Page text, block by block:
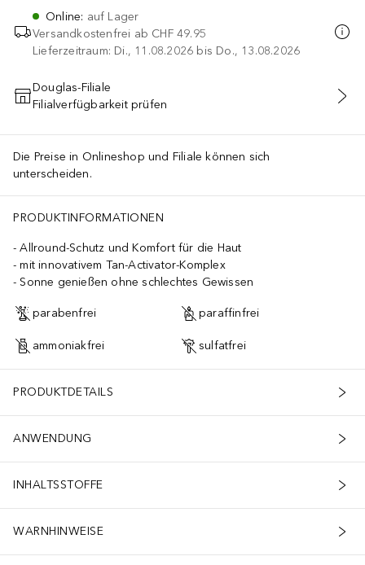
Online: auf Lager
Versandkostenfrei ab CHF 49.95
Lieferzeitraum: Di., 11.08.2026 bis Do., 13.08.2026
IN DEN WARENKORB
Douglas-Filiale
Filialverfügbarkeit prüfen
Die Preise in Onlineshop und Filiale können sich
unterscheiden.
PRODUKTINFORMATIONEN
Allround-Schutz und Komfort für die Haut
mit innovativem Tan-Activator-Komplex
Sonne genießen ohne schlechtes Gewissen
parabenfrei paraffinfrei
ammoniakfrei sulfatfrei
PRODUKTDETAILS
ANWENDUNG
INHALTSSTOFFE
WARNHINWEISE